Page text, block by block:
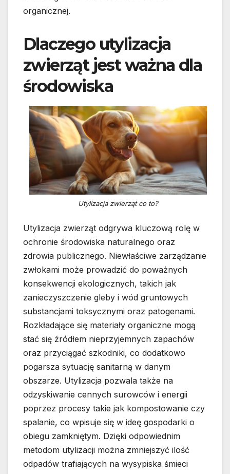
organicznej.
Dlaczego utylizacja
zwierząt jest ważna dla
środowiska
Utylizacja zwierząt co to?
Utylizacja zwierząt odgrywa kluczową rolę w
ochronie środowiska naturalnego oraz
zdrowia publicznego. Niewłaściwe zarządzanie
zwłokami może prowadzić do poważnych
konsekwencji ekologicznych, takich jak
zanieczyszczenie gleby i wód gruntowych
substancjami toksycznymi oraz patogenami.
Rozkładające się materiały organiczne mogą
stać się źródłem nieprzyjemnych zapachów
oraz przyciągać szkodniki, co dodatkowo
pogarsza sytuację sanitarną w danym
obszarze. Utylizacja pozwala także na
odzyskiwanie cennych surowców i energii
poprzez procesy takie jak kompostowanie czy
spalanie, co wpisuje się w ideę gospodarki o
obiegu zamkniętym. Dzięki odpowiednim
metodom utylizacji można zmniejszyć ilość
odpadów trafiających na wysypiska śmieci